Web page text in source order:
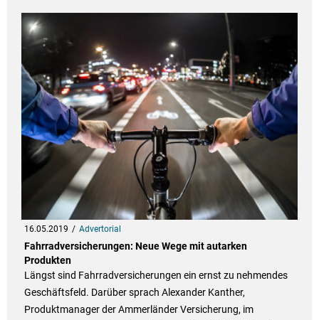
16.05.2019 Advertorial
Fahrradversicherungen: Neue Wege mit autarken
Produkten
Längst sind Fahrradversicherungen ein ernst zu nehmendes
Geschäftsfeld. Darüber sprach Alexander Kanther,
Produktmanager der Ammerländer Versicherung, im